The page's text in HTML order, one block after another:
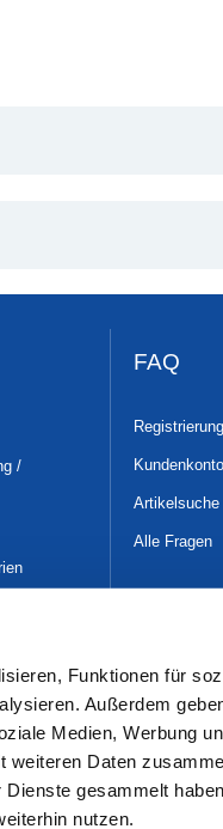
Funktionen für
Außerdem
Medien, Werbung
Daten
gesammelt
nutzen.
/
FAQ
Registrierung
Kundenkonto
Artikelsuche
Alle Fragen